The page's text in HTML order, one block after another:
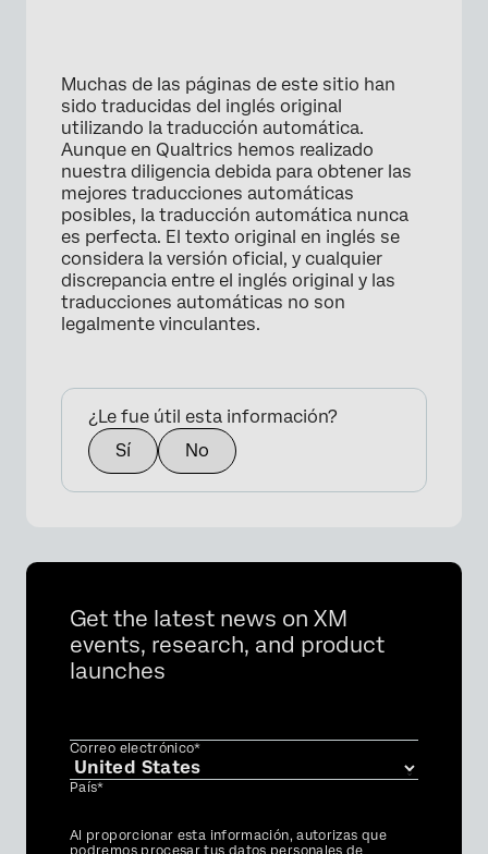
Muchas de las páginas de este sitio han
sido traducidas del inglés original
utilizando la traducción automática.
Aunque en Qualtrics hemos realizado
nuestra diligencia debida para obtener las
mejores traducciones automáticas
posibles, la traducción automática nunca
es perfecta. El texto original en inglés se
considera la versión oficial, y cualquier
discrepancia entre el inglés original y las
traducciones automáticas no son
legalmente vinculantes.
¿Le fue útil esta información?
Sí
No
Get the latest news on XM
events, research, and product
launches
Correo electrónico*
País*
Privacy
Optin
Al proporcionar esta información, autorizas que
podremos procesar tus datos personales de